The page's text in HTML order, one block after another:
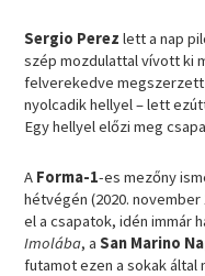
Sergio Perez lett a nap
szép mozdulattal vívott ki
felverekedve
nyolcadik hellyel – lett
Egy hellyel előzi meg
A Forma-1-es mezőny
hétvégén (2020.
el a csapatok, idén immár
Imolába, aSan Marino
futamot ezen a sokak által